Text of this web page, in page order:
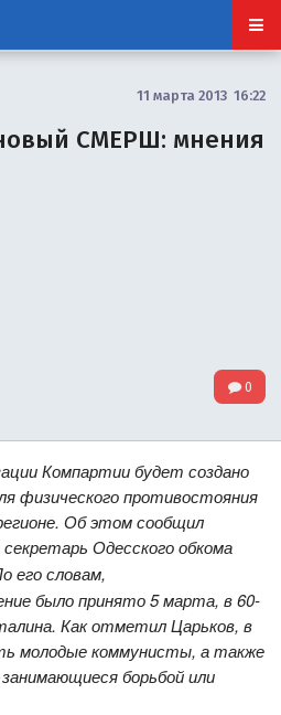
11 марта 2013 16:22
СМЕРШ: мнения
0
Компартии будет создано
физического противостояния
Об этом сообщил
Одесского обкома
его словам,
было принято 5 марта, в 60-
Как отметил Царьков, в
молодые коммунисты, а также
борьбой или